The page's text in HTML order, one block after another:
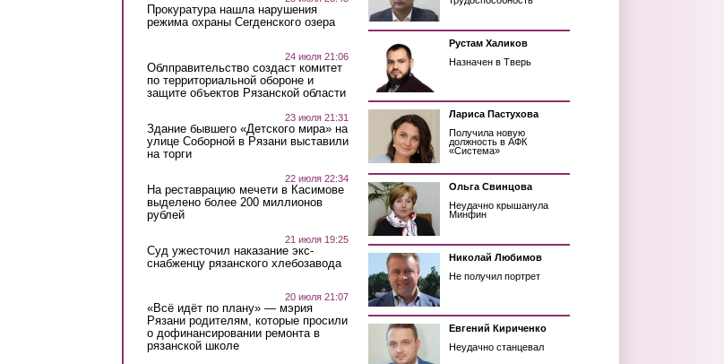
Прокуратура нашла нарушения
режима охраны Сегденского озера
24 июля 21:06
Облправительство создаст комитет
по территориальной обороне и
защите объектов Рязанской области
23 июля 21:31
Здание бывшего «Детского мира» на
улице Соборной в Рязани выставили
на торги
22 июля 22:34
На реставрацию мечети в Касимове
выделено более 200 миллионов
рублей
21 июля 19:25
Суд ужесточил наказание экс-
снабженцу рязанского хлебозавода
20 июля 21:07
«Всё идёт по плану» — мэрия
Рязани родителям, которые просили
о дофинансировании ремонта в
рязанской школе
Рустам Халиков
Назначен в Тверь
Лариса Пастухова
Получила новую
должность в АФК
«Система»
Ольга Свинцова
Неудачно крышанула
Минфин
Николай Любимов
Не получил портрет
Евгений Кириченко
Неудачно станцевал